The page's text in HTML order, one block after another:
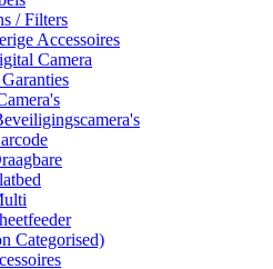
/ Filters
Accessoires
Camera
Categorised)